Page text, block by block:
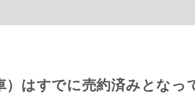
）はすでに売約済みとなっ